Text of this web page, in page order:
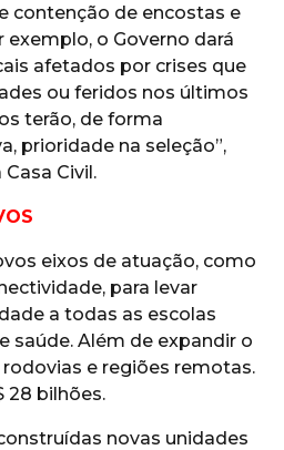
contenção de encostas e
o Governo dará
afetados por crises que
ou feridos nos últimos
terão, de forma
prioridade na seleção”,
Civil.
eixos de atuação, como
para levar
a todas as escolas
saúde. Além de expandir o
rodovias e regiões remotas.
28 bilhões.
novas unidades